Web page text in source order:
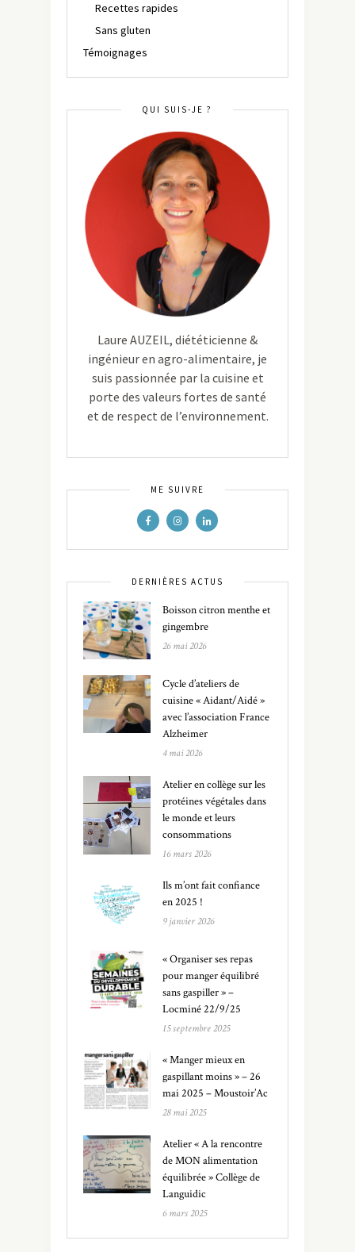
Recettes rapides
Sans gluten
Témoignages
QUI SUIS-JE ?
Laure AUZEIL, diététicienne &
ingénieur en agro-alimentaire, je
suis passionnée par la cuisine et
porte des valeurs fortes de santé
et de respect de l’environnement.
ME SUIVRE
DERNIÈRES ACTUS
Boisson citron menthe et
gingembre
26 mai 2026
Cycle d’ateliers de
cuisine « Aidant/Aidé »
avec l’association France
Alzheimer
4 mai 2026
Atelier en collège sur les
protéines végétales dans
le monde et leurs
consommations
16 mars 2026
Ils m’ont fait confiance
en 2025 !
9 janvier 2026
« Organiser ses repas
pour manger équilibré
sans gaspiller » –
Locminé 22/9/25
15 septembre 2025
« Manger mieux en
gaspillant moins » – 26
mai 2025 – Moustoir’Ac
28 mai 2025
Atelier « A la rencontre
de MON alimentation
équilibrée » Collège de
Languidic
6 mars 2025